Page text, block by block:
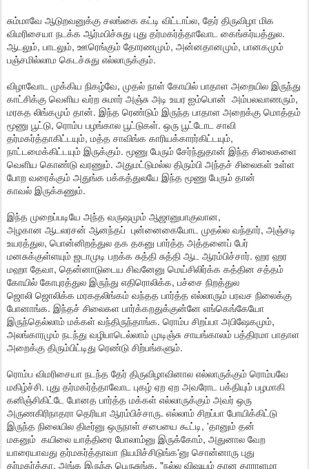
சும்மாவே ஆடுறவனுக்கு சலங்கை கட்டி விட்டாப்ல, தேர் திருவிழா மிக
விமரிசையா நடக்க ஆர்மபிச்சுது புது தர்மகர்த்தாவோட கைங்கர்யத்துல.
ஆடலும், பாடலும், ஊரெங்கும் தோரணமும், அன்னதானமும், பானகமும்
பஞ்சமில்லாம கெடச்சுது எல்லாருக்கும்.
விழாவோட முக்கிய நிகழ்வே, முதல் நாள் கோயில் பாதாள அறையில இருந்து
காட்சிக்கு வெளிய வர்ற சுமார் அஞ்சு அடி உயர ஐம்பொன் அம்பலவாணரும்,
மரகத லிங்கமும் தான். இந்த ரெண்டும் இருந்த பாதாள அறைக்கு மொத்தம்
மூணு பூட்டு, ரொம்ப பழங்கால பூட்டுகள். ஒரு பூட்டோட சாவி
தர்மகர்த்தாகிட்டயும், மத்த சாவிங்க காரியக்காரர்கிட்டயும்,
நாட்டமைக்கிட்டயும் இருக்கும். மூணு பேரும் சேர்ந்துதான் இந்த சிலைகளை
வெளிய கொண்டு வரணும். அதுமட்டுமல்ல திரும்பி அந்தச் சிலைகள் உள்ள
போற வரைக்கும் அதுங்க பக்கத்துலயே இந்த மூணு பேரும் தான்
காவல் இருக்கணும்.
இந்த முறைப்படியே அந்த வருஷமும் ஆஜானுபாகுவான,
அழகான ஆடலரசன் ஆனந்தப் புன்னைகையோட முதல்ல வந்தார், அஞ்சடி
உயரத்துல, பொன்னிறத்துல தக தகனு பார்த்த அத்தனைப் பேர்
மனசுக்குள்ளயும் ஜடாமுடி பறக்க சுத்தி சுத்தி ஆட ஆரம்பிச்சார். ஹர ஹர
மஹா தேவா, தென்னாடுடைய சிவனேனு மெய்சிலிர்க்க கத்தின சத்தம்
கோயில் கோபுரத்துல இருந்து எதிரொலிக்க, பச்சை நிறத்துல
ஜொலி ஜொலிக்க மரகதலிங்கம் வந்தத பார்த்த எல்லாரும் பரவச நிலைக்கு
போனாங்க. இந்தச் சிலைகள பார்க்கறதுக்குன்னே எங்கெங்கேயோ
இருந்தெல்லாம் மக்கள் வந்திருந்தாங்க. ரொம்ப சிறப்பா அபிஷேகமும்,
அலங்காரமும் நடந்து வழிபாடெல்லாம் முடிஞ்சு சாயங்காலம் பத்திரமா பாதாள
அறைக்கு திரும்பிட்டிது ரெண்டு சிற்பங்களும்.
ரொம்ப விமரிசையா நடந்த தேர் திருவிழாவினால எல்லாருக்கும் ரொம்பவே
மகிழ்ச்சி. புது தர்மகர்த்தாவோட புகழ் ஏற ஏற அவரோட பக்தியும் பழமாகி
கனிஞ்சிகிட்டே போனத பார்த்த மக்கள் எல்லாருக்கும் அவர் ஒரு
அருணகிரிநாதரா தெரியா ஆரம்பிச்சாரு. எல்லாம் சிறப்பா போயிக்கிட்டு
இருந்த நிலையில திடீர்னு ஒருநாள் சபையை கூட்டி, 'தானும் தன்
மகனும் கயிலை யாத்திரை போலாம்னு இருக்கோம், அதுனால வேற
யாரையாவது தர்மகர்த்தாவா நியமிச்சிடுங்க'னு சொன்னாரு புது
தர்மகர்த்தா. அங்க இருந்த பெருசுங்க, "நல்ல விஷயம் தான தாராளமா